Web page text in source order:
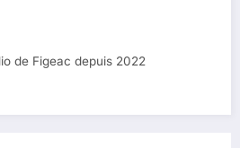
de Figeac depuis 2022